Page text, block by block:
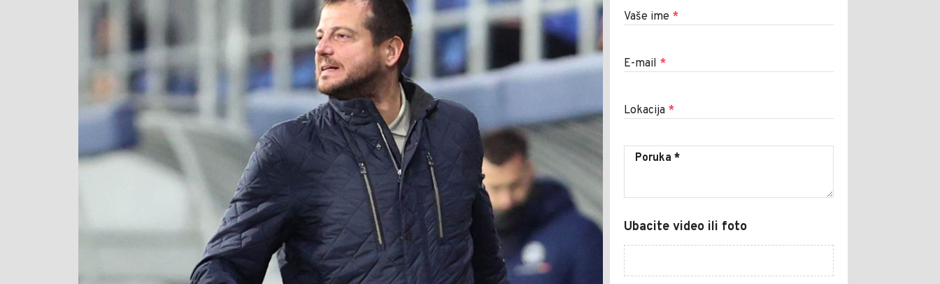
Vaše ime *
E-mail *
Lokacija *
Ubacite video ili foto